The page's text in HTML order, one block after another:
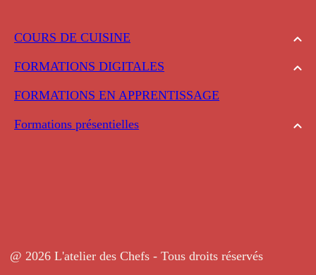
COURS DE CUISINE
FORMATIONS DIGITALES
FORMATIONS EN APPRENTISSAGE
Formations présentielles
@ 2026 L'atelier des Chefs - Tous droits réservés